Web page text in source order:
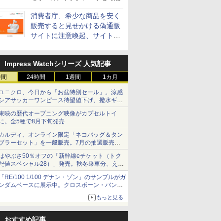
消費者庁、希少な商品を安く
販売すると見せかける偽通販
サイトに注意喚起、サイト名
Impress Watchシリーズ 人気記事
24時間 1週間 1カ月
ニクロ、今日から「お盆特別セール」。涼感
アサッカーワンピース待望値下げ、撥水ギア
ョーツは1990円に
映の歴代オープニング映像がカプセルトイ
。全5種で8月下旬発売
ルディ、オンライン限定「ネコバッグ＆タン
ラーセット」を一般販売。7月の抽選販売の
選無効分
やぶさ50％オフの「新幹線eチケット（トク
値スペシャル28）」発売。秋冬乗車分、えき
っと限定
RE/100 1/100 デナン・ゾン」のサンプルがガ
ダムベースに展示中。クロスボーン・バンガ
ドの制式量産機が間もなく発送【ガンダムベ
もっと見る